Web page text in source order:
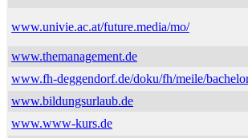
www.univie.ac.at/future.media/mo/
www.themanagement.de
www.fh-deggendorf.de/doku/fh/meile/
www.bildungsurlaub.de
www.www-kurs.de